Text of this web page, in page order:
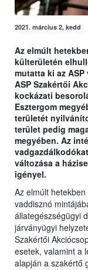
2021. március 2, kedd
Az elmúlt
külterületén
mutatta ki az
ASP Szakértői
kockázati
Esztergom
területét
terület pedig
megyében. Az
változása a
igényel.
Az elmúlt
vaddisznó
állategészségügyi
járványügyi
Szakértői
esetek, valamint a
alapján a szakértő